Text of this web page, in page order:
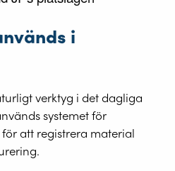
i
verktyg i det dagliga
systemet för
att registrera material